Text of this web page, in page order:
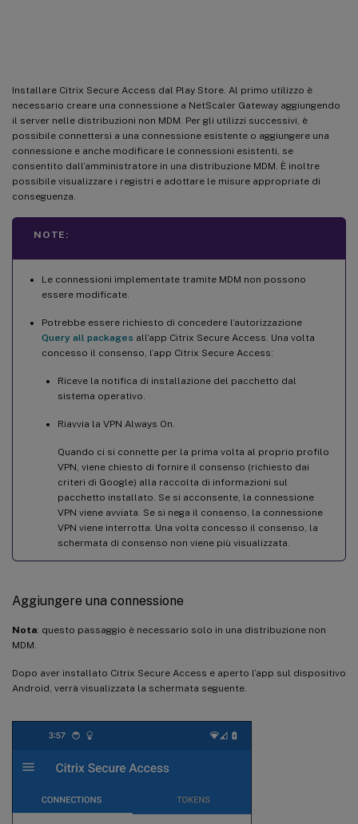
Installare Citrix Secure Access dal Play Store. Al primo utilizzo è
necessario creare una connessione a NetScaler Gateway aggiungendo
il server nelle distribuzioni non MDM. Per gli utilizzi successivi, è
possibile connettersi a una connessione esistente o aggiungere una
connessione e anche modificare le connessioni esistenti, se
consentito dall’amministratore in una distribuzione MDM. È inoltre
possibile visualizzare i registri e adottare le misure appropriate di
conseguenza.
NOTE:
Le connessioni implementate tramite MDM non possono
essere modificate.
Potrebbe essere richiesto di concedere l’autorizzazione
Query all packages all’app Citrix Secure Access. Una volta
concesso il consenso, l’app Citrix Secure Access:
Riceve la notifica di installazione del pacchetto dal
sistema operativo.
Riavvia la VPN Always On.
Quando ci si connette per la prima volta al proprio profilo
VPN, viene chiesto di fornire il consenso (richiesto dai
criteri di Google) alla raccolta di informazioni sul
pacchetto installato. Se si acconsente, la connessione
VPN viene avviata. Se si nega il consenso, la connessione
VPN viene interrotta. Una volta concesso il consenso, la
schermata di consenso non viene più visualizzata.
Aggiungere una connessione
Nota: questo passaggio è necessario solo in una distribuzione non
MDM.
Dopo aver installato Citrix Secure Access e aperto l’app sul dispositivo
Android, verrà visualizzata la schermata seguente.